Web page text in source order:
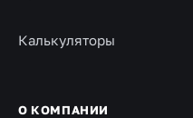
Калькуляторы
О КОМПАНИИ